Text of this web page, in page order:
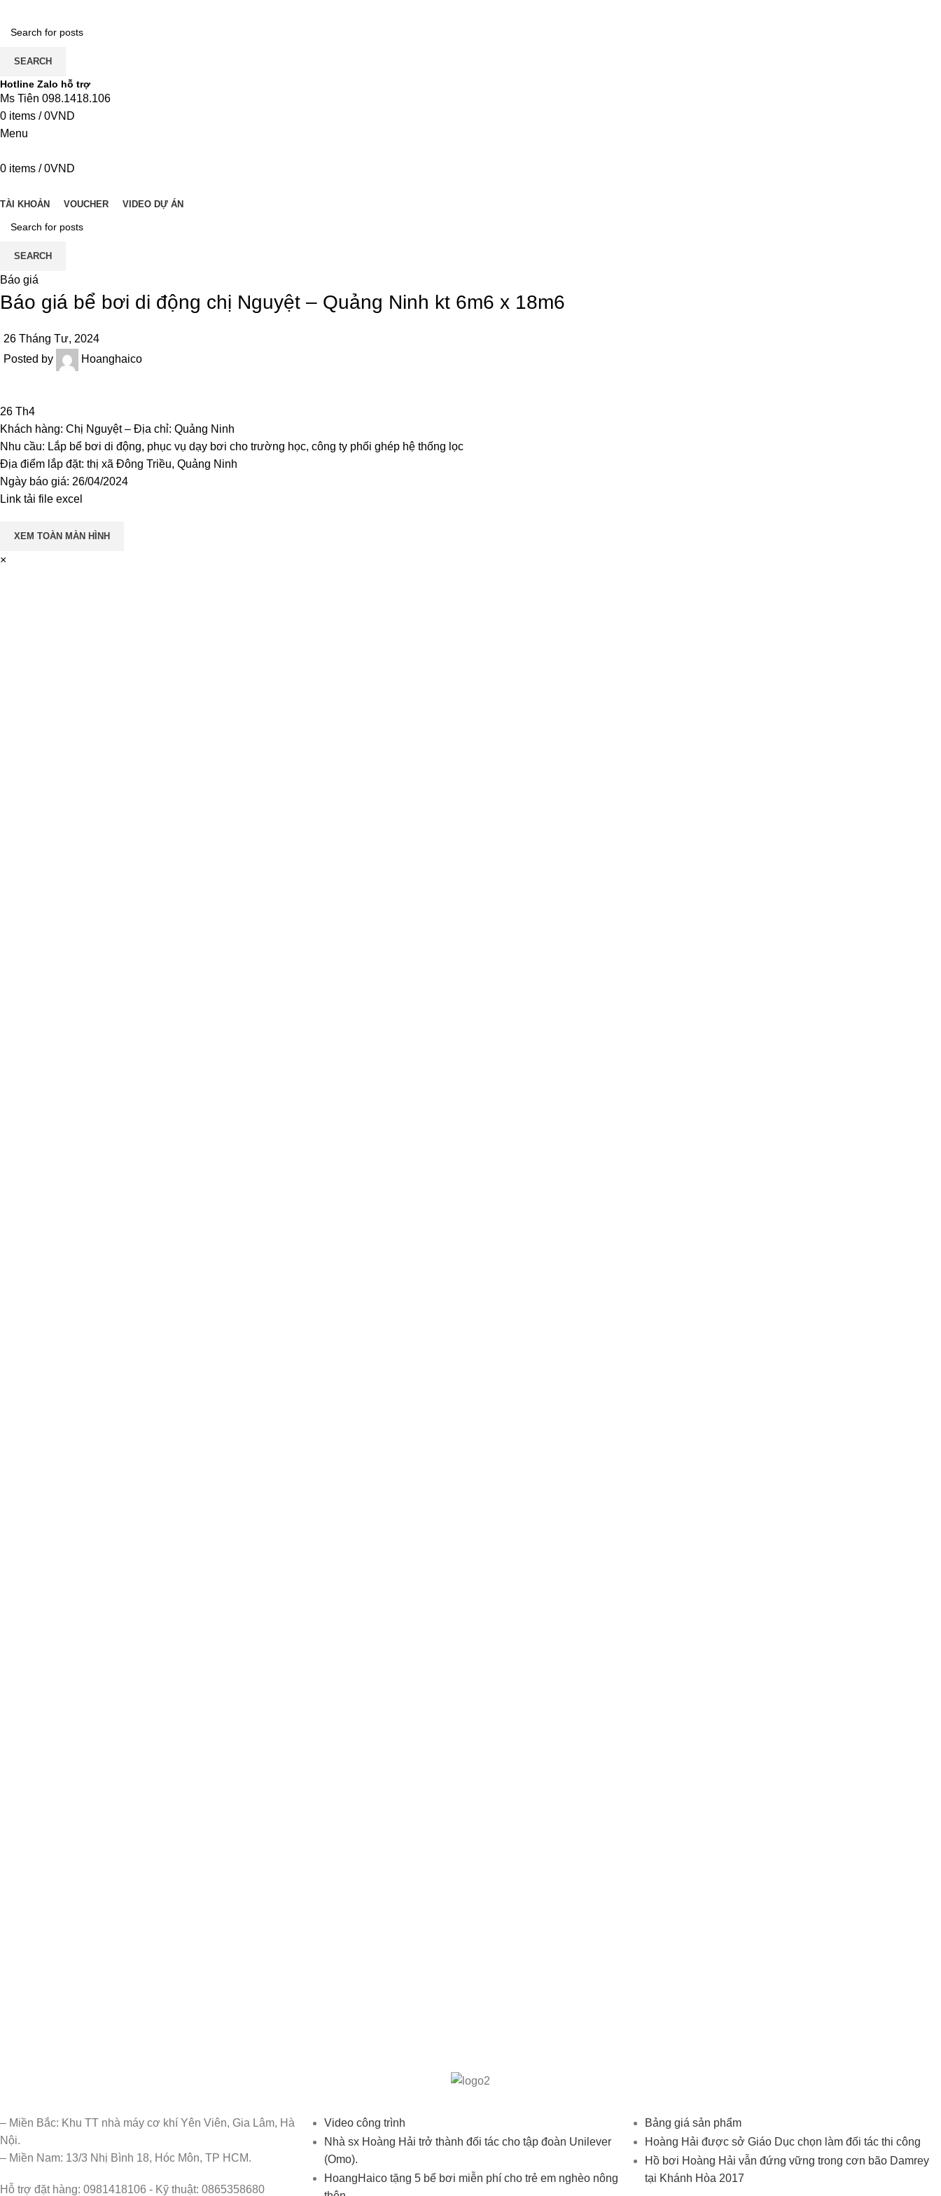
SEARCH
Hotline Zalo hỗ trợ
Ms Tiên 098.1418.106
0 items / 0VND
Menu
0 items / 0VND
TÀI KHOẢN VOUCHER VIDEO DỰ ÁN
SEARCH
Báo giá
Báo giá bể bơi di động chị Nguyệt – Quảng Ninh kt 6m6 x 18m6
26 Tháng Tư, 2024
Posted by
Hoanghaico
26 Th4
Khách hàng: Chị Nguyệt – Địa chỉ: Quảng Ninh
Nhu cầu: Lắp bể bơi di động, phục vụ dạy bơi cho trường học, công ty phối ghép hệ thống lọc
Địa điểm lắp đặt: thị xã Đông Triều, Quảng Ninh
Ngày báo giá: 26/04/2024
Link tải file excel
XEM TOÀN MÀN HÌNH
×
– Miền Bắc: Khu TT nhà máy cơ khí Yên Viên, Gia Lâm, Hà
Nội.
– Miền Nam: 13/3 Nhị Bình 18, Hóc Môn, TP HCM.
Hỗ trợ đặt hàng: 0981418106 - Kỹ thuật: 0865358680
Video công trình
Nhà sx Hoàng Hải trở thành đối tác cho tập đoàn Unilever
(Omo).
HoangHaico tặng 5 bể bơi miễn phí cho trẻ em nghèo nông
Bảng giá sản phẩm
Hoàng Hải được sở Giáo Dục chọn làm đối tác thi công
Hồ bơi Hoàng Hải vẫn đứng vững trong cơn bão Damrey
tại Khánh Hòa 2017